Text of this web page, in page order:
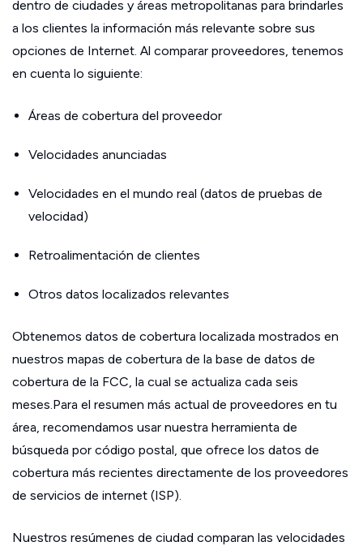
dentro de ciudades y áreas metropolitanas para brindarles
a los clientes la información más relevante sobre sus
opciones de Internet. Al comparar proveedores, tenemos
en cuenta lo siguiente:
Áreas de cobertura del proveedor
Velocidades anunciadas
Velocidades en el mundo real (datos de pruebas de
velocidad)
Retroalimentación de clientes
Otros datos localizados relevantes
Obtenemos datos de cobertura localizada mostrados en
nuestros mapas de cobertura de la base de datos de
cobertura de la FCC, la cual se actualiza cada seis
meses.Para el resumen más actual de proveedores en tu
área, recomendamos usar nuestra herramienta de
búsqueda por código postal, que ofrece los datos de
cobertura más recientes directamente de los proveedores
de servicios de internet (ISP).
Nuestros resúmenes de ciudad comparan las velocidades